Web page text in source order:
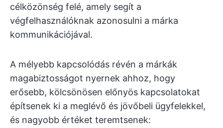
célközönség felé, amely segít a
végfelhasználóknak azonosulni a márka
kommunikációjával.
A mélyebb kapcsolódás révén a márkák
magabiztosságot nyernek ahhoz, hogy
erősebb, kölcsönösen előnyös kapcsolatokat
építsenek ki a meglévő és jövőbeli ügyfelekkel,
és nagyobb értéket teremtsenek: